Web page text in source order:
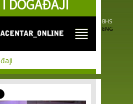
DOGAĐAJI
BHS
ENG